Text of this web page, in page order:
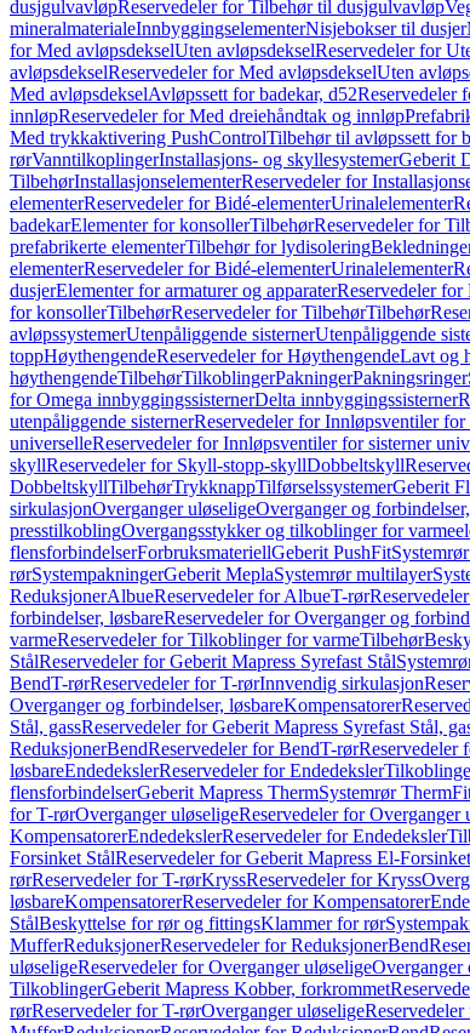
dusjgulvavløpReservedeler for Tilbehør til dusjgulvavløp
mineralmaterialeInnbyggingselementerNisjebokser til dusjer
for Med avløpsdekselUten avløpsdekselReservedeler for
avløpsdekselReservedeler for Med avløpsdekselUten
Med avløpsdekselAvløpssett for badekar, d52Reservedeler
innløpReservedeler for Med dreiehåndtak og innløp
Med trykkaktivering PushControlTilbehør til avløpssett for
rørVanntilkoplingerInstallasjons- og skyllesystemerGeberit
TilbehørInstallasjonselementerReservedeler for
elementerReservedeler for Bidé-elementerUrinalelementer
badekarElementer for konsollerTilbehørReservedeler for
prefabrikerte elementerTilbehør for lydisolering
elementerReservedeler for Bidé-elementerUrinalelementer
dusjerElementer for armaturer og apparaterReservedeler for
for konsollerTilbehørReservedeler for TilbehørTilbehør
avløpssystemerUtenpåliggende sisternerUtenpåliggende
toppHøythengendeReservedeler for HøythengendeLavt og
høythengendeTilbehørTilkoblingerPakningerPakningsringer
for Omega innbyggingssisternerDelta innbyggingssisterner
utenpåliggende sisternerReservedeler for Innløpsventiler for
universelleReservedeler for Innløpsventiler for sisterner
skyllReservedeler for Skyll-stopp-skyllDobbeltskyll
DobbeltskyllTilbehørTrykknappTilførselssystemerGeberit
sirkulasjonOverganger uløseligeOverganger og
presstilkoblingOvergangsstykker og tilkoblinger for
flensforbindelserForbruksmateriellGeberit PushFit
rørSystempakningerGeberit MeplaSystemrør multilayer
ReduksjonerAlbueReservedeler for AlbueT-rør
forbindelser, løsbareReservedeler for Overganger og
varmeReservedeler for Tilkoblinger for varmeTilbehør
StålReservedeler for Geberit Mapress Syrefast Stål
BendT-rørReservedeler for T-rørInnvendig sirkulasjon
Overganger og forbindelser, løsbareKompensatorer
Stål, gassReservedeler for Geberit Mapress Syrefast Stål,
ReduksjonerBendReservedeler for BendT-rørReservedeler
løsbareEndedekslerReservedeler for Endedeksler
flensforbindelserGeberit Mapress ThermSystemrør Therm
for T-rørOverganger uløseligeReservedeler for Overganger
KompensatorerEndedekslerReservedeler for Endedeksler
Forsinket StålReservedeler for Geberit Mapress El-
rørReservedeler for T-rørKryssReservedeler for Kryss
løsbareKompensatorerReservedeler for Kompensatorer
StålBeskyttelse for rør og fittingsKlammer for rør
MufferReduksjonerReservedeler for ReduksjonerBend
uløseligeReservedeler for Overganger uløseligeOverganger
TilkoblingerGeberit Mapress Kobber, forkrommet
rørReservedeler for T-rørOverganger uløselige